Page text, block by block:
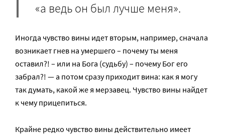
«а ведь он был лучше меня».
Иногда чувство вины идет вторым, например, сначала
возникает гнев на умершего – почему ты меня
оставил?! – или на Бога (судьбу) – почему Бог его
забрал?! — а потом сразу приходит вина: как я могу
так думать, какой же я мерзавец. Чувство вины найдет
к чему прицепиться.
Крайне редко чувство вины действительно имеет